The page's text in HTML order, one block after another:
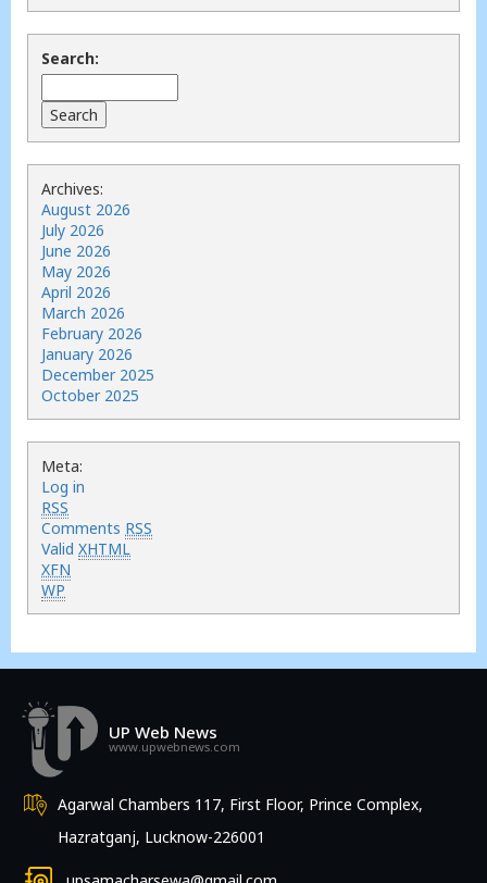
Search:
Archives:
August 2026
July 2026
June 2026
May 2026
April 2026
March 2026
February 2026
January 2026
December 2025
October 2025
Meta:
Log in
RSS
Comments RSS
Valid XHTML
XFN
WP
UP Web News
www.upwebnews.com
Agarwal Chambers 117, First Floor, Prince Complex,
Hazratganj, Lucknow-226001